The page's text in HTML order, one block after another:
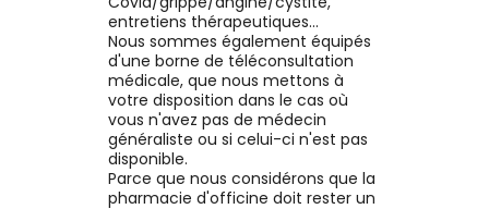
entretiens thérapeutiques...
Nous sommes également équipés
d'une borne de téléconsultation
médicale, que nous mettons à
votre disposition dans le cas où
vous n'avez pas de médecin
généraliste ou si celui-ci n'est pas
disponible.
Parce que nous considérons que la
pharmacie d'officine doit rester un